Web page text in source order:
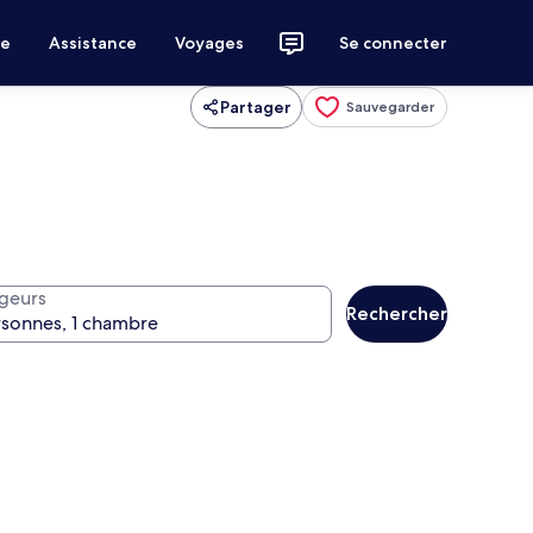
Assistance Voyages Se connecter
Partager Sauvegarder
Rechercher